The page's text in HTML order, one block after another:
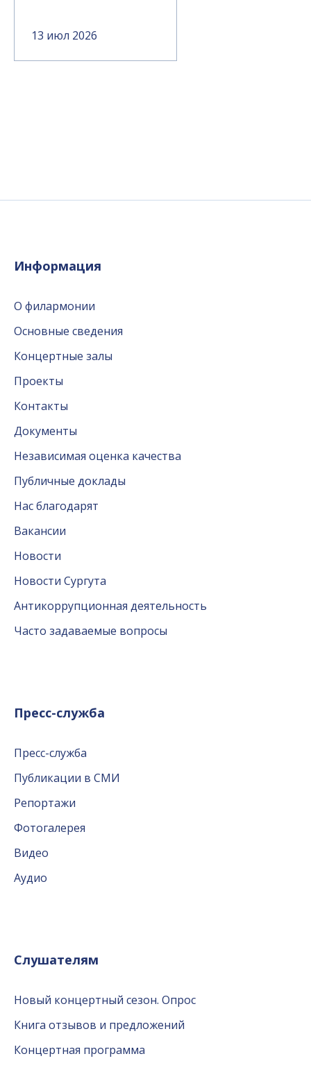
13 июл 2026
Информация
О филармонии
Основные сведения
Концертные залы
Проекты
Контакты
Документы
Независимая оценка качества
Публичные доклады
Нас благодарят
Вакансии
Новости
Новости Сургута
Антикоррупционная деятельность
Часто задаваемые вопросы
Пресс-служба
Пресс-служба
Публикации в СМИ
Репортажи
Фотогалерея
Видео
Аудио
Слушателям
Новый концертный сезон. Опрос
Книга отзывов и предложений
Концертная программа